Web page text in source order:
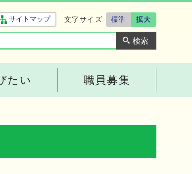
サイトマップ 文字サイズ 標準 拡大
たい 職員募集